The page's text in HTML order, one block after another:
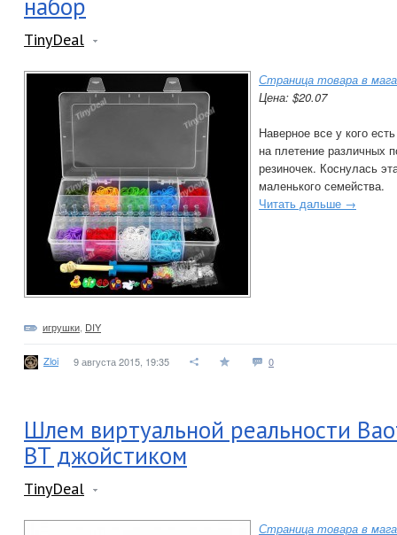
набор
TinyDeal
Страница товара в
Цена: $20.07
Наверное все у кого
на плетение различных
резиночек. Коснулась
маленького семейства.
Читать дальше →
игрушки DIY
Zloi 9 августа 2015, 19:35 0
Шлем виртуальной реальности
BT джойстиком
TinyDeal
Страница товара в